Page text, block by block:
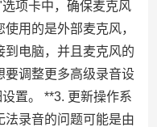
项卡中，确保麦克风
用的是外部麦克风，
到电脑，并且麦克风的
要调整更多高级录音设
置。 **3. 更新操作系
法录音的问题可能是由